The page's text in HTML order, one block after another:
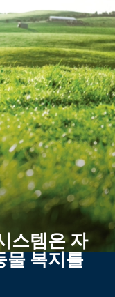
스템은 자
물 복지를